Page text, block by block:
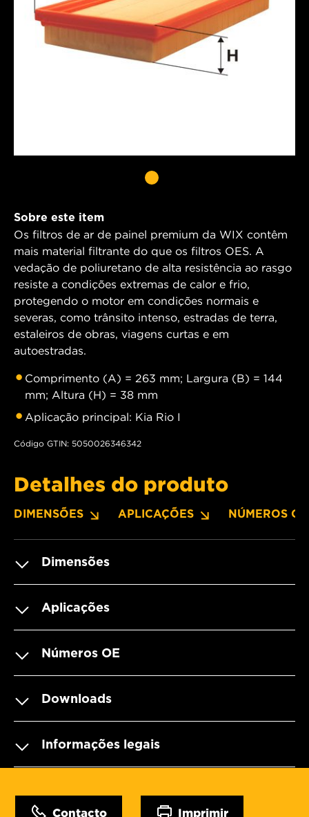
Sobre este item
Os filtros de ar de painel premium da WIX contêm
mais material filtrante do que os filtros OES. A
vedação de poliuretano de alta resistência ao rasgo
resiste a condições extremas de calor e frio,
protegendo o motor em condições normais e
severas, como trânsito intenso, estradas de terra,
estaleiros de obras, viagens curtas e em
autoestradas.
Comprimento (A) = 263 mm; Largura (B) = 144
mm; Altura (H) = 38 mm
Aplicação principal: Kia Rio I
Código GTIN: 5050026346342
Detalhes do produto
DIMENSÕES APLICAÇÕES NÚMEROS OE
Dimensões
Aplicações
Números OE
Downloads
Informações legais
Contacto Imprimir